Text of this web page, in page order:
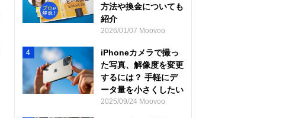
方法や換金についても
紹介
2026/01/07 Moovoo
4
iPhoneカメラで撮っ
た写真、解像度を変更
するには？ 手軽にデ
ータ量を小さくしたい
2025/09/24 Moovoo